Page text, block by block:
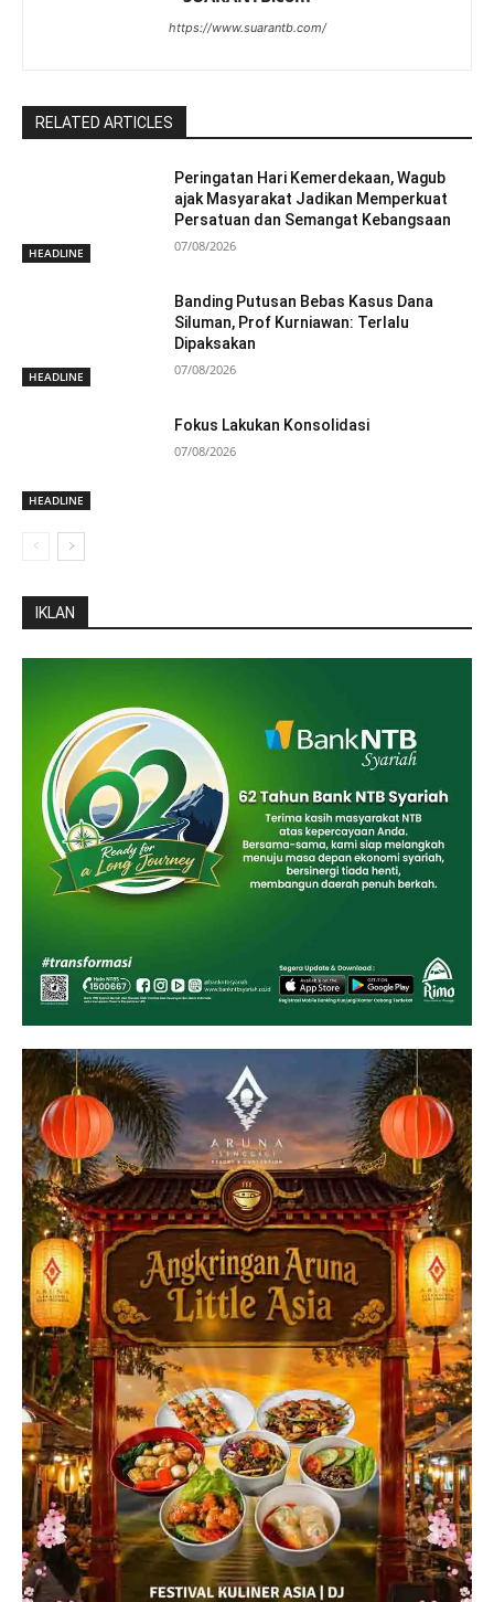
https://www.suarantb.com/
RELATED ARTICLES
HEADLINE
Peringatan Hari Kemerdekaan, Wagub
ajak Masyarakat Jadikan Memperkuat
Persatuan dan Semangat Kebangsaan
07/08/2026
HEADLINE
Banding Putusan Bebas Kasus Dana
Siluman, Prof Kurniawan: Terlalu
Dipaksakan
07/08/2026
HEADLINE
Fokus Lakukan Konsolidasi
07/08/2026
IKLAN